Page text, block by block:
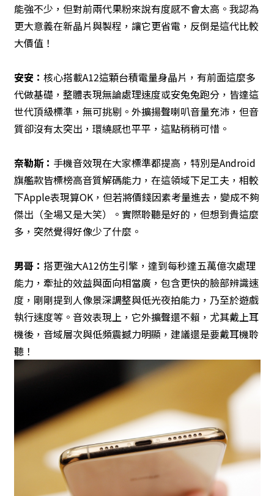
能強不少，但對前兩代果粉來說有度感不會太高。我認為
更大意義在新晶片與製程，讓它更省電，反倒是這代比較
大價值！
安安： 核心搭載A12這顆台積電量身晶片，有前面這麼多
代做基礎，整體表現無論處理速度或安兔兔跑分，皆達這
世代頂級標準，無可挑剔。外擴揚聲喇叭音量充沛，但音
質卻沒有太突出，環繞感也平平，這點稍稍可惜。
奈勒斯： 手機音效現在大家標準都提高，特別是Android
旗艦款皆標榜高音質解碼能力，在這領域下足工夫，相較
下Apple表現算OK，但若將價錢因素考量進去，變成不夠
傑出（全場又是大笑）。實際聆聽是好的，但想到貴這麼
多，突然覺得好像少了什麼。
男哥： 搭更強大A12仿生引擎，達到每秒達五萬億次處理
能力，牽扯的效益與面向相當廣，包含更快的臉部辨識速
度，剛剛提到人像景深調整與低光夜拍能力，乃至於遊戲
執行速度等。音效表現上，它外擴聲還不賴，尤其戴上耳
機後，音域層次與低頻震撼力明顯，建議還是要戴耳機聆
聽！